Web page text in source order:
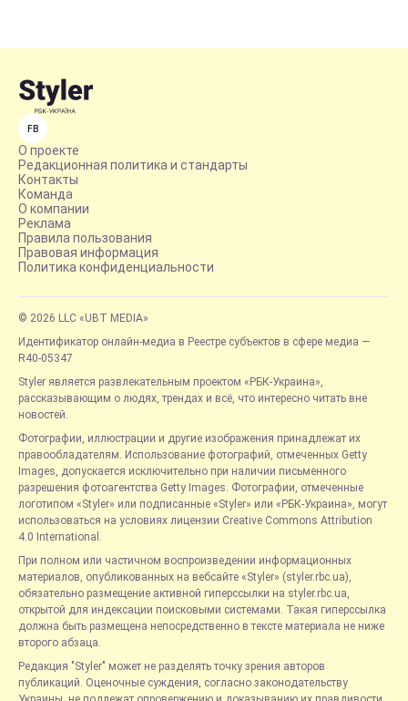
FB
О проекте
Редакционная политика и стандарты
Контакты
Команда
О компании
Реклама
Правила пользования
Правовая информация
Политика конфиденциальности
© 2026 LLC «UBT MEDIA»
Идентификатор онлайн-медиа в Реестре субъектов в сфере медиа —
R40-05347
Styler является развлекательным проектом «РБК-Украина»,
рассказывающим о людях, трендах и всё, что интересно читать вне
новостей.
Фотографии, иллюстрации и другие изображения принадлежат их
правообладателям. Использование фотографий, отмеченных Getty
Images, допускается исключительно при наличии письменного
разрешения фотоагентства Getty Images. Фотографии, отмеченные
логотипом «Styler» или подписанные «Styler» или «РБК-Украина», могут
использоваться на условиях лицензии Creative Commons Attribution
4.0 International.
При полном или частичном воспроизведении информационных
материалов, опубликованных на вебсайте «Styler» (styler.rbc.ua),
обязательно размещение активной гиперссылки на styler.rbc.ua,
открытой для индексации поисковыми системами. Такая гиперссылка
должна быть размещена непосредственно в тексте материала не ниже
второго абзаца.
Редакция "Styler" может не разделять точку зрения авторов
публикаций. Оценочные суждения, согласно законодательству